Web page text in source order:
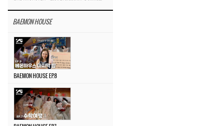
BAEMON HOUSE
BAEMON HOUSE EP.8